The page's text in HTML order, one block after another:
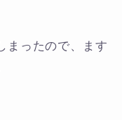
まったので、ます